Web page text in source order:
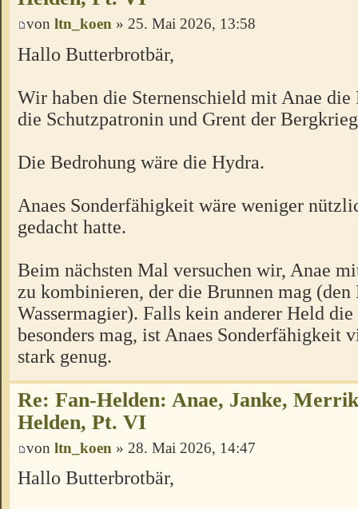
von ltn_koen » 25. Mai 2026, 13:58
Hallo Butterbrotbär,
Wir haben die Sternenschield mit Anae die
die Schutzpatronin und Grent der
Die Bedrohung wäre die Hydra.
Anaes Sonderfähigkeit wäre weniger
gedacht hatte.
Beim nächsten Mal versuchen wir, Anae
zu kombinieren, der die Brunnen mag (den
Wassermagier). Falls kein anderer Held
besonders mag, ist Anaes Sonderfähigkeit
stark genug.
Re: Fan-Helden: Anae, Janke,
Helden, Pt. VI
von ltn_koen » 28. Mai 2026, 14:47
Hallo Butterbrotbär,